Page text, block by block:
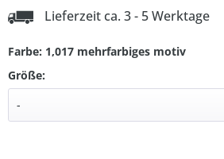
Lieferzeit ca. 3 - 5 Werktage
Farbe: 1,017 mehrfarbiges motiv
Größe: